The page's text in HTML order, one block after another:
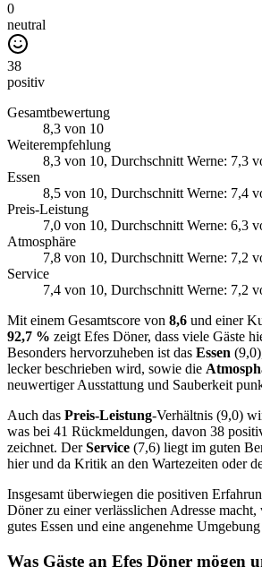
0
neutral
38
positiv
Gesamtbewertung
8,3 von 10
Weiterempfehlung
8,3 von 10, Durchschnitt Werne: 7,3
Essen
8,5 von 10, Durchschnitt Werne: 7,4
Preis-Leistung
7,0 von 10, Durchschnitt Werne: 6,3
Atmosphäre
7,8 von 10, Durchschnitt Werne: 7,2
Service
7,4 von 10, Durchschnitt Werne: 7,2
Mit einem Gesamtscore von 8,6 und einer
92,7 % zeigt Efes Döner, dass viele Gäste
Besonders hervorzuheben ist das Essen
lecker beschrieben wird, sowie die
neuwertiger Ausstattung und Sauberkeit
Auch das Preis-Leistung-Verhältnis (9,0)
was bei 41 Rückmeldungen, davon 38
zeichnet. DerService (7,6) liegt im guten
hier und da Kritik an den Wartezeiten oder
Insgesamt überwiegen die positiven
Döner zu einer verlässlichen Adresse
gutes Essen und eine angenehme
Was Gäste an Efes Döner mögen